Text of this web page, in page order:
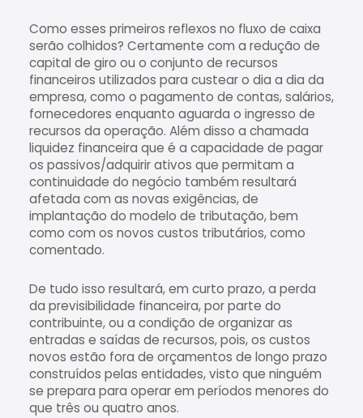
Como esses primeiros reflexos no fluxo de caixa
serão colhidos? Certamente com a redução de
capital de giro ou o conjunto de recursos
financeiros utilizados para custear o dia a dia da
empresa, como o pagamento de contas, salários,
fornecedores enquanto aguarda o ingresso de
recursos da operação. Além disso a chamada
liquidez financeira que é a capacidade de pagar
os passivos/adquirir ativos que permitam a
continuidade do negócio também resultará
afetada com as novas exigências, de
implantação do modelo de tributação, bem
como com os novos custos tributários, como
comentado.
De tudo isso resultará, em curto prazo, a perda
da previsibilidade financeira, por parte do
contribuinte, ou a condição de organizar as
entradas e saídas de recursos, pois, os custos
novos estão fora de orçamentos de longo prazo
construídos pelas entidades, visto que ninguém
se prepara para operar em períodos menores do
que três ou quatro anos.